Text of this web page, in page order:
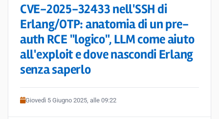
CVE-2025-32433 nell'SSH di
Erlang/OTP: anatomia di un pre-
auth RCE "logico", LLM come aiuto
all'exploit e dove nascondi Erlang
senza saperlo
Giovedì 5 Giugno 2025, alle 09:22